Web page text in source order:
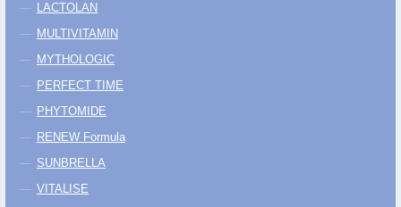
LACTOLAN
MULTIVITAMIN
MYTHOLOGIC
PERFECT TIME
PHYTOMIDE
RENEW Formula
SUNBRELLA
VITALISE